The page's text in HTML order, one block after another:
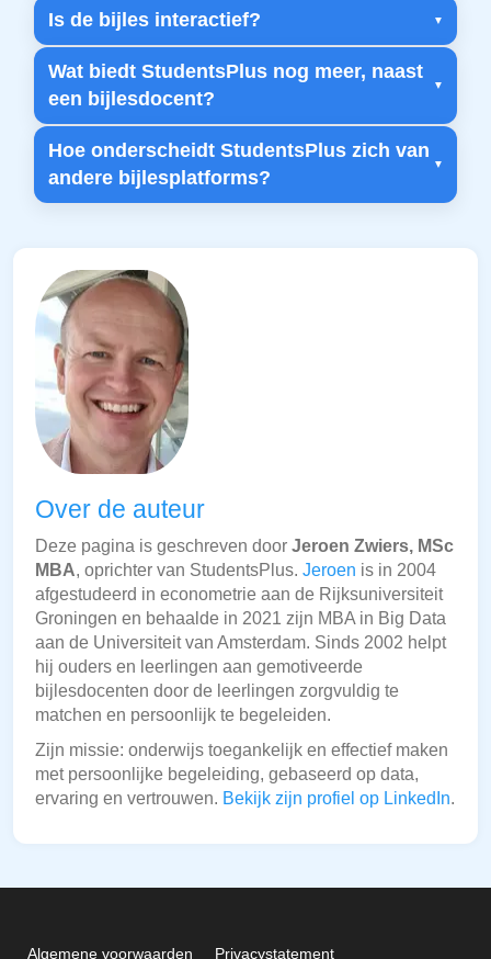
Is de bijles interactief?
Wat biedt StudentsPlus nog meer, naast
een bijlesdocent?
Hoe onderscheidt StudentsPlus zich van
andere bijlesplatforms?
Over de auteur
Deze pagina is geschreven door Jeroen Zwiers, MSc
MBA, oprichter van StudentsPlus. Jeroen is in 2004
afgestudeerd in econometrie aan de Rijksuniversiteit
Groningen en behaalde in 2021 zijn MBA in Big Data
aan de Universiteit van Amsterdam. Sinds 2002 helpt
hij ouders en leerlingen aan gemotiveerde
bijlesdocenten door de leerlingen zorgvuldig te
matchen en persoonlijk te begeleiden.
Zijn missie: onderwijs toegankelijk en effectief maken
met persoonlijke begeleiding, gebaseerd op data,
ervaring en vertrouwen. Bekijk zijn profiel op LinkedIn.
Algemene voorwaarden Privacystatement